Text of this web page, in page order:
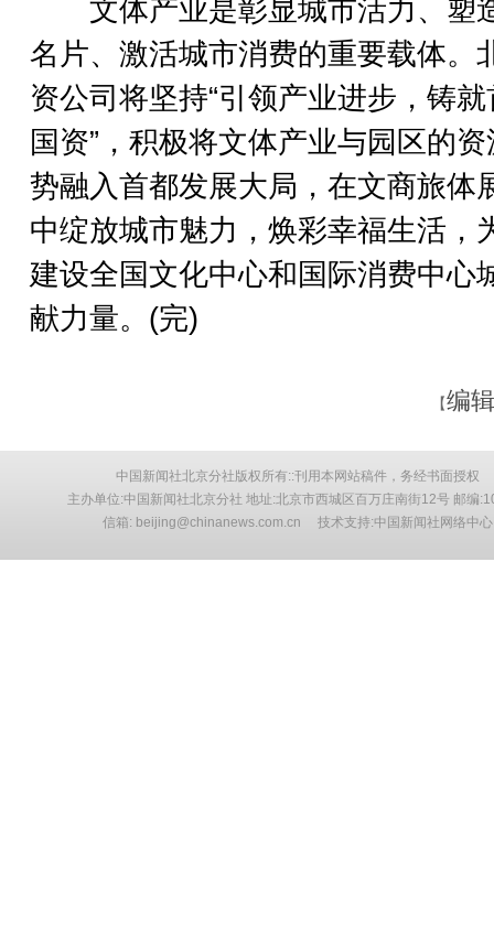
文体产业是彰显城市活力、塑
名片、激活城市消费的重要载体。
资公司将坚持“引领产业进步，铸
国资”，积极将文体产业与园区的
势融入首都发展大局，在文商旅体
中绽放城市魅力，焕彩幸福生活，
建设全国文化中心和国际消费中心
献力量。(完)
【编
中国新闻社北京分社版权所有::刊用本网站稿件，务经书面授权
主办单位:中国新闻社北京分社 地址:北京市西城区百万庄南街12号 邮编
信箱: beijing@chinanews.com.cn 技术支持:中国新闻社网络中心